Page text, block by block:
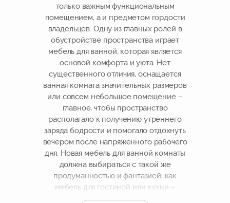
только важным функциональным
помещением, а и предметом гордости
владельцев. Одну из главных ролей в
обустройстве пространства играет
мебель для ванной, которая является
основой комфорта и уюта. Нет
существенного отличия, оснащается
ванная комната значительных размеров
или совсем небольшое помещение –
главное, чтобы пространство
располагало к получению утреннего
заряда бодрости и помогало отдохнуть
вечером после напряженного рабочего
дня. Новая мебель для ванной комнаты
должна выбираться с такой же
продуманностью и фантазией, как
мебель для гостиной или кухни –
каждый предмет должен иметь